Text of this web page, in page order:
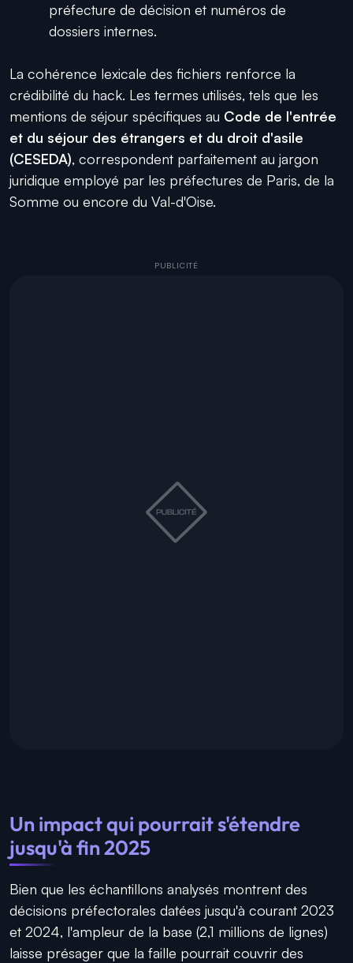
préfecture de décision et numéros de
dossiers internes.
La cohérence lexicale des fichiers renforce la
crédibilité du hack. Les termes utilisés, tels que les
mentions de séjour spécifiques au Code de l'entrée
et du séjour des étrangers et du droit d'asile
(CESEDA), correspondent parfaitement au jargon
juridique employé par les préfectures de Paris, de la
Somme ou encore du Val-d'Oise.
Un impact qui pourrait s'étendre
jusqu'à fin 2025
Bien que les échantillons analysés montrent des
décisions préfectorales datées jusqu'à courant 2023
et 2024, l'ampleur de la base (2,1 millions de lignes)
laisse présager que la faille pourrait couvrir des